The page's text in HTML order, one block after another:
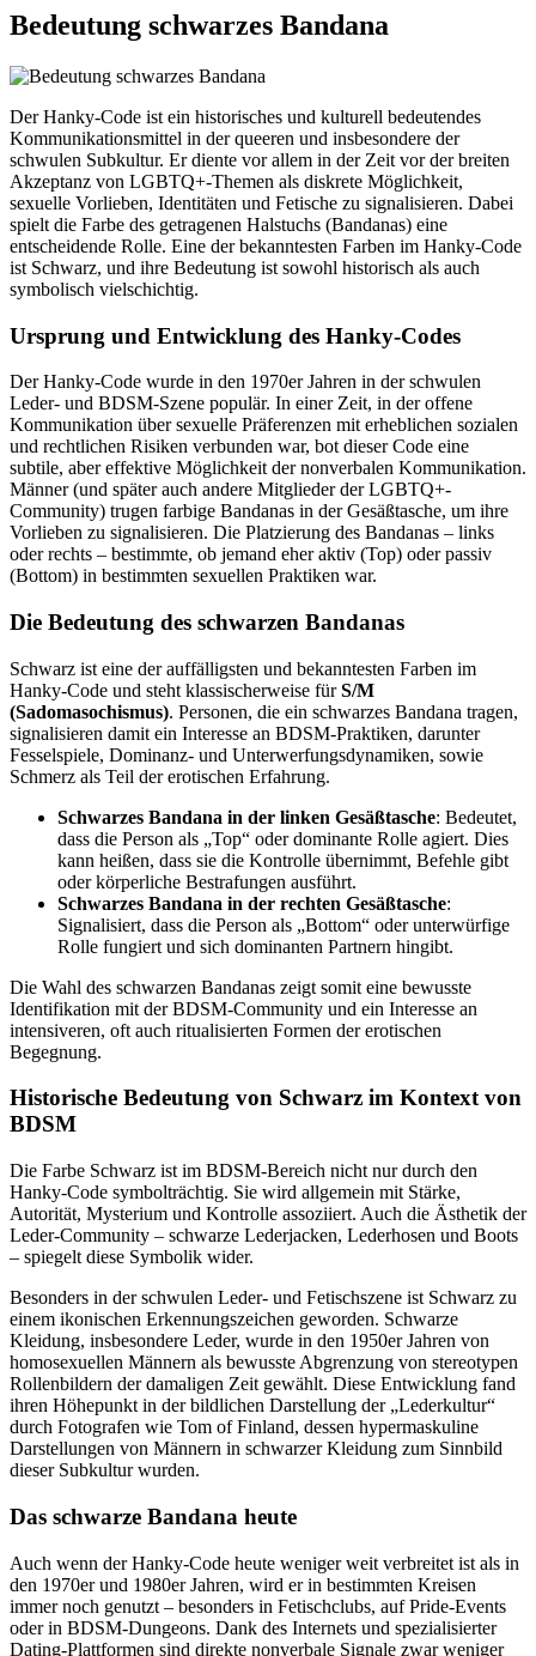
Bedeutung schwarzes Bandana
Der Hanky-Code ist ein historisches und kulturell bedeutendes
Kommunikationsmittel in der queeren und insbesondere der
schwulen Subkultur. Er diente vor allem in der Zeit vor der breiten
Akzeptanz von LGBTQ+-Themen als diskrete Möglichkeit,
sexuelle Vorlieben, Identitäten und Fetische zu signalisieren. Dabei
spielt die Farbe des getragenen Halstuchs (Bandanas) eine
entscheidende Rolle. Eine der bekanntesten Farben im Hanky-Code
ist Schwarz, und ihre Bedeutung ist sowohl historisch als auch
symbolisch vielschichtig.
Ursprung und Entwicklung des Hanky-Codes
Der Hanky-Code wurde in den 1970er Jahren in der schwulen
Leder- und BDSM-Szene populär. In einer Zeit, in der offene
Kommunikation über sexuelle Präferenzen mit erheblichen sozialen
und rechtlichen Risiken verbunden war, bot dieser Code eine
subtile, aber effektive Möglichkeit der nonverbalen Kommunikation.
Männer (und später auch andere Mitglieder der LGBTQ+-
Community) trugen farbige Bandanas in der Gesäßtasche, um ihre
Vorlieben zu signalisieren. Die Platzierung des Bandanas – links
oder rechts – bestimmte, ob jemand eher aktiv (Top) oder passiv
(Bottom) in bestimmten sexuellen Praktiken war.
Die Bedeutung des schwarzen Bandanas
Schwarz ist eine der auffälligsten und bekanntesten Farben im
Hanky-Code und steht klassischerweise fürS/M
(Sadomasochismus). Personen, die ein schwarzes Bandana tragen,
signalisieren damit ein Interesse an BDSM-Praktiken, darunter
Fesselspiele, Dominanz- und Unterwerfungsdynamiken, sowie
Schmerz als Teil der erotischen Erfahrung.
Schwarzes Bandana in der linken Gesäßtasche: Bedeutet,
dass die Person als „Top“ oder dominante Rolle agiert. Dies
kann heißen, dass sie die Kontrolle übernimmt, Befehle gibt
oder körperliche Bestrafungen ausführt.
Schwarzes Bandana in der rechten Gesäßtasche:
Signalisiert, dass die Person als „Bottom“ oder unterwürfige
Rolle fungiert und sich dominanten Partnern hingibt.
Die Wahl des schwarzen Bandanas zeigt somit eine bewusste
Identifikation mit der BDSM-Community und ein Interesse an
intensiveren, oft auch ritualisierten Formen der erotischen
Begegnung.
Historische Bedeutung von Schwarz im Kontext von
BDSM
Die Farbe Schwarz ist im BDSM-Bereich nicht nur durch den
Hanky-Code symbolträchtig. Sie wird allgemein mit Stärke,
Autorität, Mysterium und Kontrolle assoziiert. Auch die Ästhetik der
Leder-Community – schwarze Lederjacken, Lederhosen und Boots
– spiegelt diese Symbolik wider.
Besonders in der schwulen Leder- und Fetischszene ist Schwarz zu
einem ikonischen Erkennungszeichen geworden. Schwarze
Kleidung, insbesondere Leder, wurde in den 1950er Jahren von
homosexuellen Männern als bewusste Abgrenzung von stereotypen
Rollenbildern der damaligen Zeit gewählt. Diese Entwicklung fand
ihren Höhepunkt in der bildlichen Darstellung der „Lederkultur“
durch Fotografen wie Tom of Finland, dessen hypermaskuline
Darstellungen von Männern in schwarzer Kleidung zum Sinnbild
dieser Subkultur wurden.
Das schwarze Bandana heute
Auch wenn der Hanky-Code heute weniger weit verbreitet ist als in
den 1970er und 1980er Jahren, wird er in bestimmten Kreisen
immer noch genutzt – besonders in Fetischclubs, auf Pride-Events
oder in BDSM-Dungeons. Dank des Internets und spezialisierter
Dating-Plattformen sind direkte nonverbale Signale zwar weniger